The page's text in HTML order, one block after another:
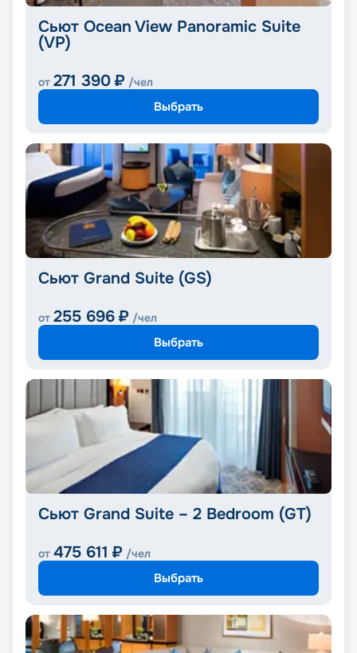
Сьют Ocean View Panoramic Suite
(VP)
от 271 390 ₽ /чел
Выбрать
Сьют Grand Suite (GS)
от 255 696 ₽ /чел
Выбрать
Сьют Grand Suite – 2 Bedroom (GT)
от 475 611 ₽ /чел
Выбрать